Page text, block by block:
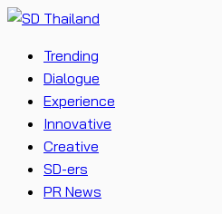
Trending
Dialogue
Experience
Innovative
Creative
SD-ers
PR News